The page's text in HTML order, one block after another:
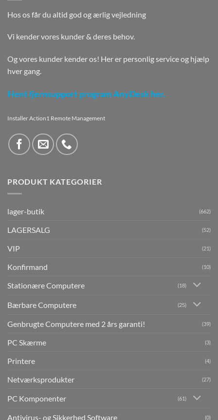
Hos os får du altid god og ærlig vejledning
Vi kender vores kunder & deres behov.
Og vores kunder kender os! Her er personlig service og hjælp
hver gang.
Hent fjernsupport program AnyDesk her.
Installer Action1 Remote Management
PRODUKT KATEGORIER
lager-butik (662)
LAGERSALG (52)
VIP (21)
Konfirmand (10)
Stationære Computere (18)
Bærbare Computere (25)
Genbrugte Computere med 2 års garanti! (39)
PC Skærme (3)
Printere (4)
Netværksprodukter (27)
PC Komponenter (61)
Antivirus- og Sikkerhed Software (0)